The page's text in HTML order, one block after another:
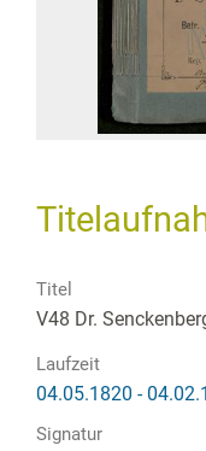
Titel
V48 Dr.
Laufzeit
04.05.1820 -
Signatur